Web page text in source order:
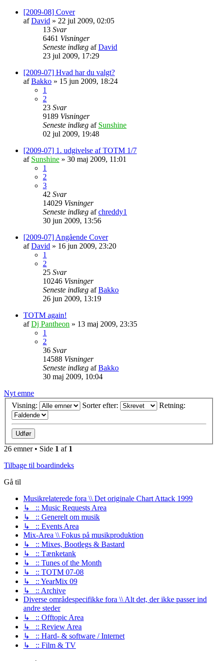
[2009-08] Cover
afDavid » 22 jul 2009, 02:05
13 Svar
6461 Visninger
Seneste indlæg afDavid
23 jul 2009, 17:29
[2009-07] Hvad har du valgt?
afBakko » 15 jun 2009, 18:24
1
2
23 Svar
9189 Visninger
Seneste indlæg af Sunshine
02 jul 2009, 19:48
[2009-07] 1. udgivelse af TOTM 1/7
af Sunshine » 30 maj 2009, 11:01
1
2
3
42 Svar
14029 Visninger
Seneste indlæg afchreddy1
30 jun 2009, 13:56
[2009-07] Angående Cover
afDavid » 16 jun 2009, 23:20
1
2
25 Svar
10246 Visninger
Seneste indlæg afBakko
26 jun 2009, 13:19
TOTM again!
afDj Pantheon » 13 maj 2009, 23:35
1
2
36 Svar
14588 Visninger
Seneste indlæg afBakko
30 maj 2009, 10:04
Nyt emne
Visning:
Sorter efter: Retning:
26 emner • Side 1 af 1
Tilbage til boardindeks
Gå til
Musikrelaterede fora \\ Det originale Chart Attack 1999
↳ :: Music Requests Area
↳ :: Generelt om musik
↳ :: Events Area
Mix-Area \\ Fokus på musikproduktion
↳ :: Mixes, Bootlegs & Bastard
↳ :: Tænketank
↳ :: Tunes of the Month
↳ :: TOTM 07-08
↳ :: YearMix 09
↳ :: Archive
Diverse områdespecifikke fora \\ Alt det, der ikke passer ind
andre steder
↳ :: Offtopic Area
↳ :: Review Area
↳ :: Hard- & software / Internet
↳ :: Film & TV